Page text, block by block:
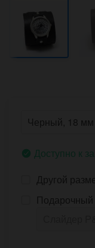
Доступно к
Другой